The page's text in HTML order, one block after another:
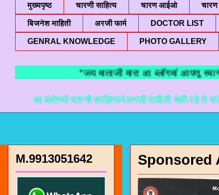
मुख्यपृष्ठ चारणी साहित्य चारण आईओ चारण
बिजनेश माहिती अरजी फार्म DOCTOR LIST
GENRAL KNOWLEDGE PHOTO GALLERY
"जय माताजी मारा आ ब्लॉगमां आपणु
आ ब्लोगमां चारणी साहित्यने लगती माहिती मळी रहे ते माटे
Sponsored
M.9913051642